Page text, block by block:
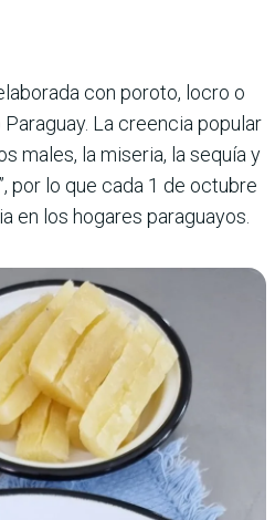
con poroto, locro o
La creencia popular
males, la miseria, la sequía y
por lo que cada 1 de octubre
en los hogares paraguayos.